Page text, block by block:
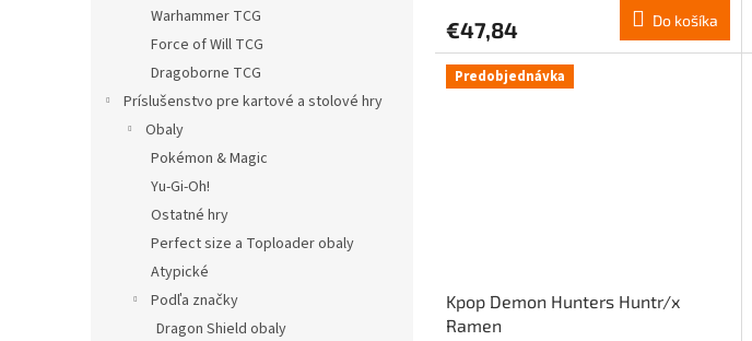
Warhammer TCG
Force of Will TCG
Dragoborne TCG
Príslušenstvo pre kartové a stolové hry
Obaly
Pokémon & Magic
Yu-Gi-Oh!
Ostatné hry
Perfect size a Toploader obaly
Atypické
Podľa značky
Dragon Shield obaly
€47,84 Do košíka
Predobjednávka
Kpop Demon Hunters Huntr/x
Ramen